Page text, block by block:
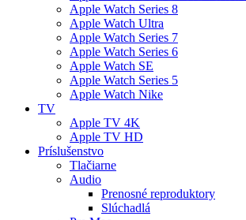
Apple Watch Series 8
Apple Watch Ultra
Apple Watch Series 7
Apple Watch Series 6
Apple Watch SE
Apple Watch Series 5
Apple Watch Nike
TV
Apple TV 4K
Apple TV HD
Príslušenstvo
Tlačiarne
Audio
Prenosné reproduktory
Slúchadlá